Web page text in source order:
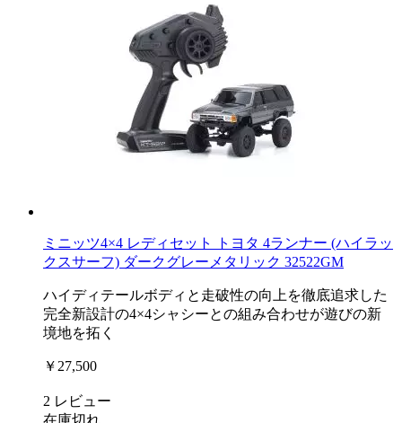
ミニッツ4×4 レディセット トヨタ 4ランナー (ハイラッ
クスサーフ) ダークグレーメタリック 32522GM
ハイディテールボディと走破性の向上を徹底追求した
完全新設計の4×4シャシーとの組み合わせが遊びの新
境地を拓く
￥27,500
2 レビュー